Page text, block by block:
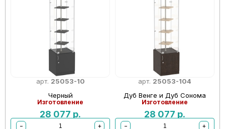
арт. 25053-10
Черный
Изготовление
28 077 р.
−
+
арт. 25053-104
Дуб Венге и Дуб Сонома
Изготовление
28 077 р.
−
+